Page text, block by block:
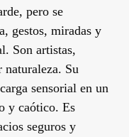
pero se
gestos, miradas y
Son artistas,
Su
sensorial en un
y caótico. Es
seguros y